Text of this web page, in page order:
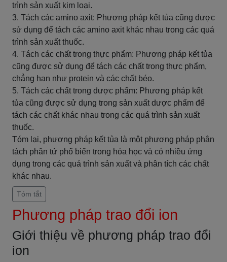
trình sản xuất kim loại.
3. Tách các amino axit: Phương pháp kết tủa cũng được
sử dụng để tách các amino axit khác nhau trong các quá
trình sản xuất thuốc.
4. Tách các chất trong thực phẩm: Phương pháp kết tủa
cũng được sử dụng để tách các chất trong thực phẩm,
chẳng hạn như protein và các chất béo.
5. Tách các chất trong dược phẩm: Phương pháp kết
tủa cũng được sử dụng trong sản xuất dược phẩm để
tách các chất khác nhau trong các quá trình sản xuất
thuốc.
Tóm lại, phương pháp kết tủa là một phương pháp phân
tách phân tử phổ biến trong hóa học và có nhiều ứng
dụng trong các quá trình sản xuất và phân tích các chất
khác nhau.
Tóm tắt
Phương pháp trao đổi ion
Giới thiệu về phương pháp trao đổi
ion